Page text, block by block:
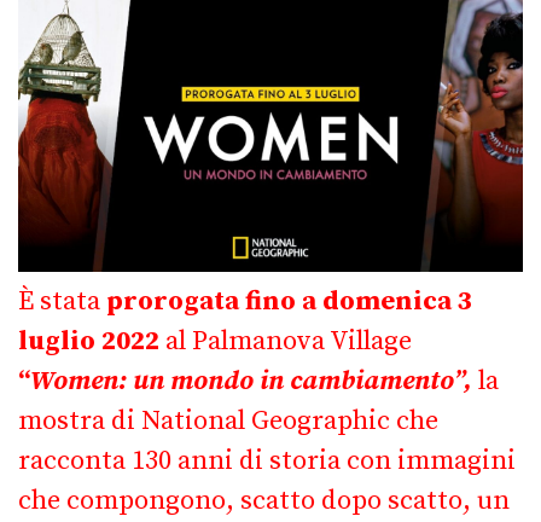
È stata prorogata fino a domenica 3
luglio 2022 al Palmanova Village
“Women: un mondo in cambiamento”, la
mostra di National Geographic che
racconta 130 anni di storia con immagini
che compongono, scatto dopo scatto, un